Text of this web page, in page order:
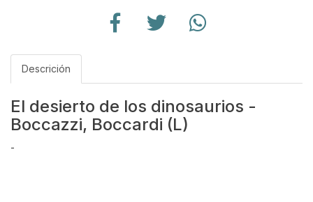
Descrición
El desierto de los dinosaurios -
Boccazzi, Boccardi (L)
-